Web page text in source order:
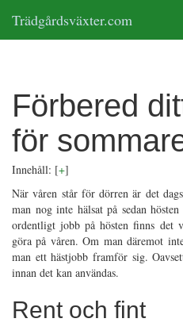
Trädgårdsväxter.com
Förbered
för
Innehåll: [+]
När våren står för dörren är det
man nog inte hälsat på sedan
ordentligt jobb på hösten finns det
göra på våren. Om man däremot
man ett hästjobb framför sig.
innan det kan användas.
Rent och fint